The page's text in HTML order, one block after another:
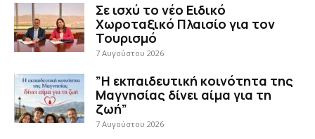
Σε ισχύ το νέο Ειδικό
Χωροταξικό Πλαισίο για τον
Τουρισμό
7 Αυγούστου 2026
”Η εκπαιδευτική κοινότητα της
Μαγνησίας δίνει αίμα για τη
ζωή”
7 Αυγούστου 2026